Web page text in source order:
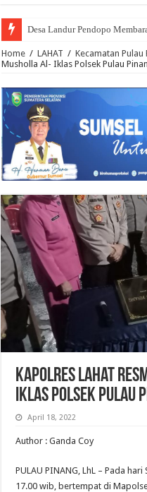
Desa Landur Pendopo
Home / LAHAT / Kecamatan Pulau
Musholla Al- Iklas Polsek Pulau
Kapolres Lahat
Iklas Polsek Pulau
April 18, 2022
Author : Ganda Coy
PULAU PINANG, LhL – Pada
17.00 wib, bertempat di